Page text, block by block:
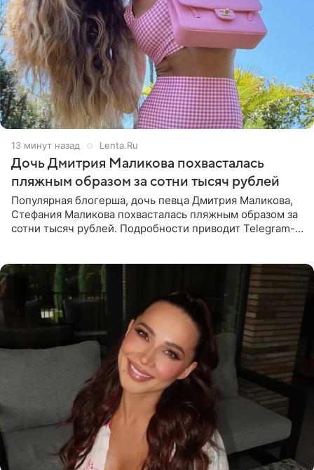
13 минут назад Lenta.Ru
Дочь Дмитрия Маликова похвасталась
пляжным образом за сотни тысяч рублей
Популярная блогерша, дочь певца Дмитрия Маликова,
Стефания Маликова похвасталась пляжным образом за
сотни тысяч рублей. Подробности приводит Telegram-